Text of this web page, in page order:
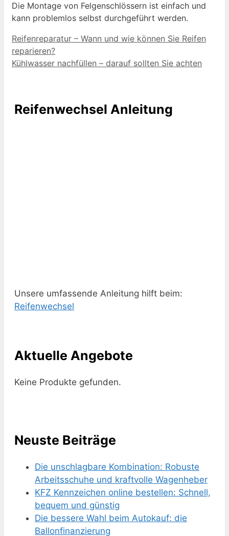
Die Montage von Felgenschlössern ist einfach und
kann problemlos selbst durchgeführt werden.
Reifenreparatur – Wann und wie können Sie Reifen
reparieren?
Kühlwasser nachfüllen – darauf sollten Sie achten
Reifenwechsel Anleitung
Unsere umfassende Anleitung hilft beim:
Reifenwechsel
Aktuelle Angebote
Keine Produkte gefunden.
Neuste Beiträge
Die unschlagbare Kombination: Robuste
Arbeitsschuhe und kraftvolle Wagenheber
KFZ Kennzeichen online bestellen: Schnell,
bequem und günstig
Die bessere Wahl beim Autokauf: die
Ballonfinanzierung